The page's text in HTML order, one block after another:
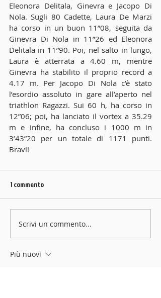
Eleonora Delitala, Ginevra e Jacopo Di
Nola. Sugli 80 Cadette, Laura De Marzi
ha corso in un buon 11”08, seguita da
Ginevra Di Nola in 11”26 ed Eleonora
Delitala in 11”90. Poi, nel salto in lungo,
Laura è atterrata a 4.60 m, mentre
Ginevra ha stabilito il proprio record a
4.17 m. Per Jacopo Di Nola c’è stato
l’esordio assoluto in gare all’aperto nel
triathlon Ragazzi. Sui 60 h, ha corso in
12”06; poi, ha lanciato il vortex a 35.29
m e infine, ha concluso i 1000 m in
3’43”20 per un totale di 1171 punti.
Bravi!
1 commento
Scrivi un commento...
Più nuovi